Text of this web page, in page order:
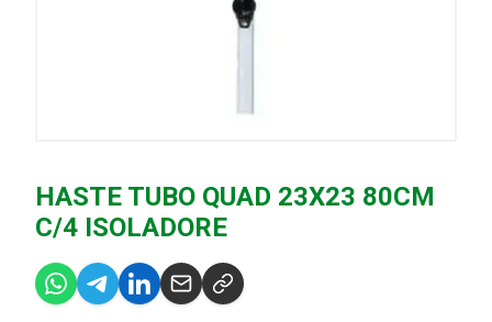
HASTE TUBO QUAD 23X23 80CM
C/4 ISOLADORE